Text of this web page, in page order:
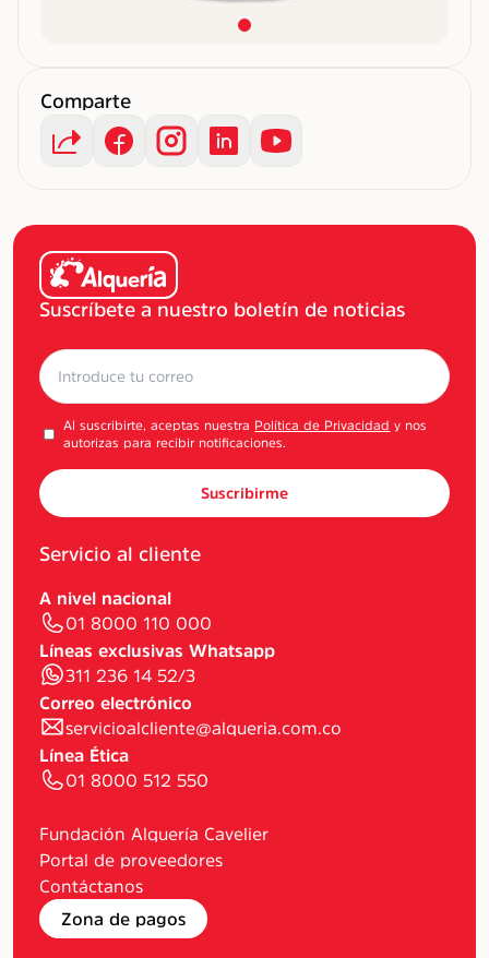
Comparte
Suscríbete a nuestro boletín de noticias
Al suscribirte, aceptas nuestra Política de Privacidad y nos
autorizas para recibir notificaciones.
Suscribirme
Servicio al cliente
A nivel nacional
01 8000 110 000
Líneas exclusivas Whatsapp
311 236 14 52/3
Correo electrónico
servicioalcliente@alqueria.com.co
Línea Ética
01 8000 512 550
Fundación Alquería Cavelier
Portal de proveedores
Contáctanos
Zona de pagos